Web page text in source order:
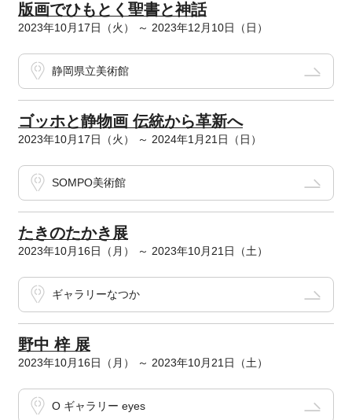
版画でひもとく聖書と神話
2023年10月17日（火） ～ 2023年12月10日（日）
静岡県立美術館
ゴッホと静物画 伝統から革新へ
2023年10月17日（火） ～ 2024年1月21日（日）
SOMPO美術館
たきのたかき展
2023年10月16日（月） ～ 2023年10月21日（土）
ギャラリーなつか
野中 梓 展
2023年10月16日（月） ～ 2023年10月21日（土）
O ギャラリー eyes